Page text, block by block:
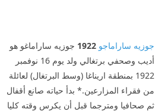
جوزيه ساراماجو 1922 جوزيه ساراماغو هو
أديب وصحفي برتغالي ولد يوم 16 نوفمبر
1922 بمنطقة اريناغا (وسط البرتغال) لعائلة
من فقراء المزارعين.* بدأ حياته صانع أقفال
ثم صحافيا ومترجما قبل أن يكرس وقته كليا